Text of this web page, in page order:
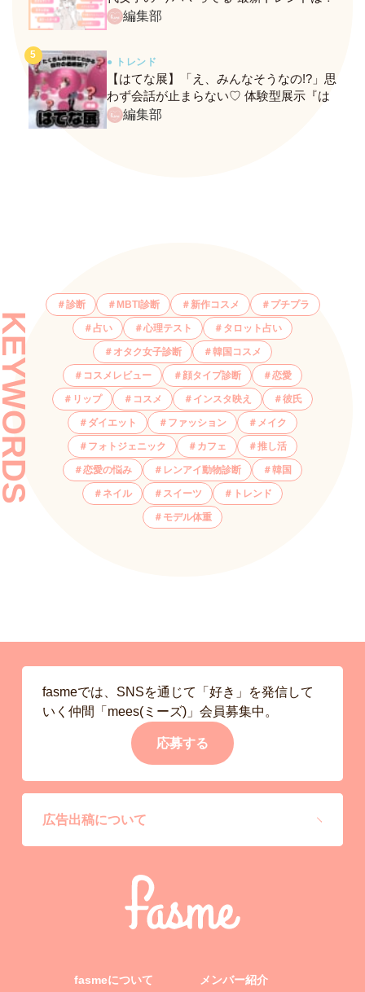
ネクストバズ予報もチェック♪
編集部
● トレンド
【はてな展】「え、みんなそうなの!?」思
わず会話が止まらない♡ 体験型展示『は
てな展』に行ってきたレポ
編集部
診断 MBTI診断 新作コスメ プチプラ
占い 心理テスト タロット占い
オタク女子診断 韓国コスメ
コスメレビュー 顔タイプ診断 恋愛
リップ コスメ インスタ映え 彼氏
ダイエット ファッション メイク
フォトジェニック カフェ 推し活
恋愛の悩み レンアイ動物診断 韓国
ネイル スイーツ トレンド
モデル体重
fasmeでは、SNSを通じて「好き」を発信して
いく仲間「mees(ミーズ)」会員募集中。
応募する
広告出稿について
fasmeについて メンバー紹介